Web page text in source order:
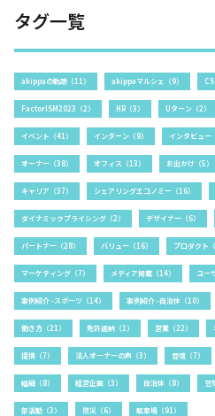
タグ一覧
akippaの軌跡（11） akippaマルシェ（9） CS
FactorISM2023（2） HR（3） Uターン（2）
イベント（41） インターン（9） インタビュー
オーナー（38） オフィス（13） お出かけ（5）
キャリア（37） シェアリングエコノミー（16）
ダイナミックプライシング（2） デザイナー（6）
パートナー（28） バリュー（16） プロダクト（
マーケティング（7） メディア掲載（14） ユー
事例紹介 -スポーツ（14） 事例紹介 -自治体（10）
働き方（21） 免許返納（1） 営業（22）
提携（7） 法人オーナーの声（3） 登壇（7）
組織（8） 経営企画（3） 自治体（8） 豆
部活動（3） 防災（6） 駐車場（91）